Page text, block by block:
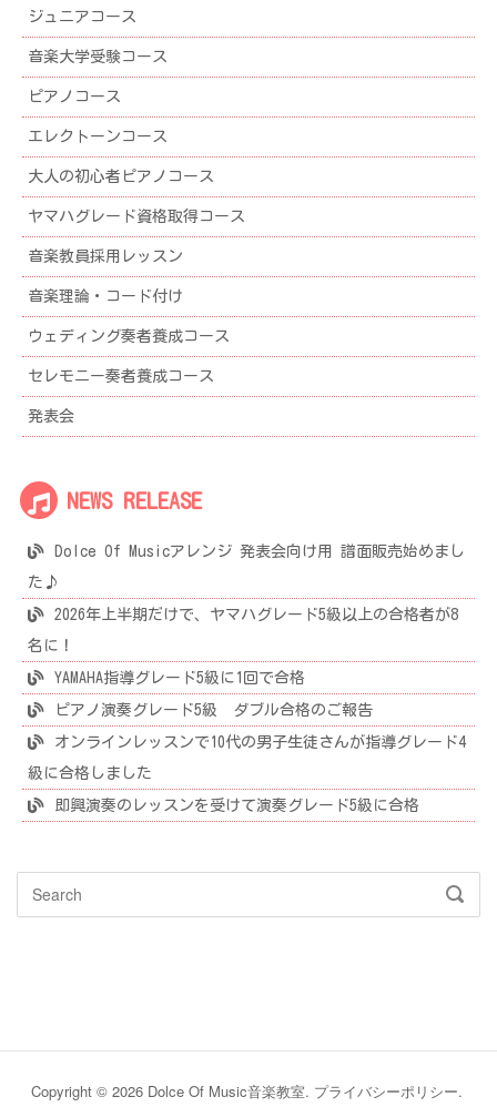
ブ
ジュニアコース
音楽大学受験コース
ピアノコース
エレクトーンコース
大人の初心者ピアノコース
ヤマハグレード資格取得コース
音楽教員採用レッスン
音楽理論・コード付け
ウェディング奏者養成コース
セレモニー奏者養成コース
発表会
NEWS RELEASE
Dolce Of Musicアレンジ 発表会向け用 譜面販売始めまし
た♪
2026年上半期だけで、ヤマハグレード5級以上の合格者が8
名に！
YAMAHA指導グレード5級に1回で合格
ピアノ演奏グレード5級 ダブル合格のご報告
オンラインレッスンで10代の男子生徒さんが指導グレード4
級に合格しました
即興演奏のレッスンを受けて演奏グレード5級に合格
Search
Copyright © 2026 Dolce Of Music音楽教室. プライバシーポリシー.